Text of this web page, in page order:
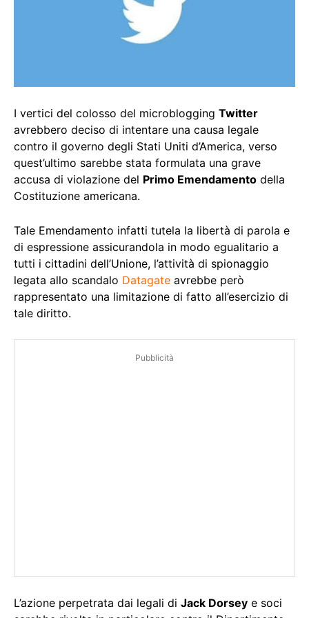
I vertici del colosso del microblogging Twitter
avrebbero deciso di intentare una causa legale
contro il governo degli Stati Uniti d’America, verso
quest’ultimo sarebbe stata formulata una grave
accusa di violazione del Primo Emendamento della
Costituzione americana.
Tale Emendamento infatti tutela la libertà di parola e
di espressione assicurandola in modo egualitario a
tutti i cittadini dell’Unione, l’attività di spionaggio
legata allo scandalo Datagate avrebbe però
rappresentato una limitazione di fatto all’esercizio di
tale diritto.
Pubblicità
L’azione perpetrata dai legali di Jack Dorsey e soci